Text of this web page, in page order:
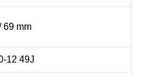
69 mm
12 49J